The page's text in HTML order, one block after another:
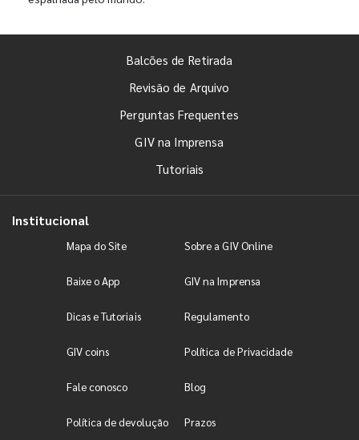
Balcões de Retirada
Revisão de Arquivo
Perguntas Frequentes
GIV na Imprensa
Tutoriais
Institucional
Mapa do Site Sobre a GIV Online
Baixe o App GIV na Imprensa
Dicas e Tutoriais Regulamento
GIV coins Política de Privacidade
Fale conosco Blog
Política de devolução Prazos